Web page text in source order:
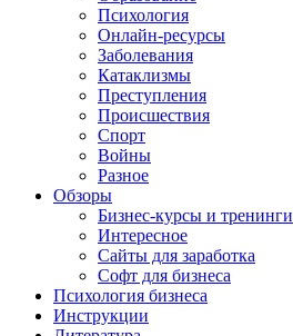
Психология
Онлайн-ресурсы
Заболевания
Катаклизмы
Преступления
Происшествия
Спорт
Войны
Разное
Обзоры
Бизнес-курсы и тренинги
Интересное
Сайты для заработка
Софт для бизнеса
Психология бизнеса
Инструкции